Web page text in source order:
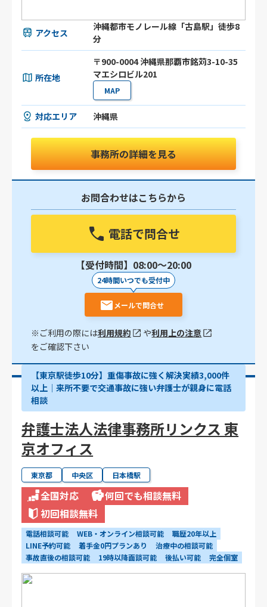
アクセス
沖縄都市モノレール線「古島駅」徒歩8
分
所在地
〒900-0004 沖縄県那覇市銘苅3-10-35
マエシロビル201
MAP
対応エリア 沖縄県
事務所の詳細を見る
お問合わせはこちらから
電話で問合せ
【受付時間】08:00〜20:00
24時間いつでも受付中
メールで問合せ
※ご利用の際には利用規約 や利用上の注意
をご確認下さい
【東京駅徒歩10分】重傷事故に強く解決実績3,000件
以上│来所不要で交通事故に強い弁護士が親身に電話
相談
弁護士法人法律事務所リンクス 東
京オフィス
東京都 中央区 日本橋駅
全国対応
何回でも相談無料
初回相談無料
電話相談可能 WEB・オンライン相談可能
職歴20年以上
LINE予約可能
着手金0円プランあり
治療中の相談可能
事故直後の相談可能
19時以降面談可能 後払い可能 完全個室